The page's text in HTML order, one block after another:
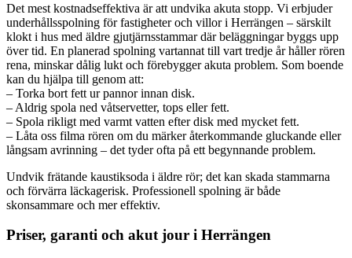
Det mest kostnadseffektiva är att undvika akuta stopp. Vi erbjuder
underhållsspolning för fastigheter och villor i Herrängen – särskilt
klokt i hus med äldre gjutjärnsstammar där beläggningar byggs upp
över tid. En planerad spolning vartannat till vart tredje år håller rören
rena, minskar dålig lukt och förebygger akuta problem. Som boende
kan du hjälpa till genom att:
– Torka bort fett ur pannor innan disk.
– Aldrig spola ned våtservetter, tops eller fett.
– Spola rikligt med varmt vatten efter disk med mycket fett.
– Låta oss filma rören om du märker återkommande gluckande eller
långsam avrinning – det tyder ofta på ett begynnande problem.
Undvik frätande kaustiksoda i äldre rör; det kan skada stammarna
och förvärra läckagerisk. Professionell spolning är både
skonsammare och mer effektiv.
Priser, garanti och akut jour i Herrängen